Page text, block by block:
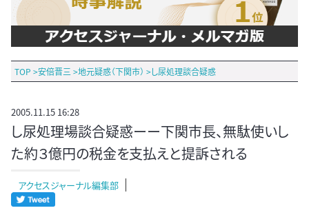
TOP >安倍晋三 >地元疑惑（下関市） >し尿処理談合疑惑
2005.11.15 16:28
し尿処理場談合疑惑ーー下関市長、無駄使いし
た約３億円の税金を支払えと提訴される
アクセスジャーナル編集部